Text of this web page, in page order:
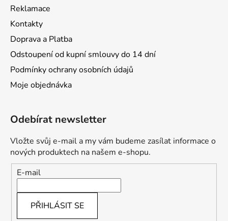
Reklamace
Kontakty
Doprava a Platba
Odstoupení od kupní smlouvy do 14 dní
Podmínky ochrany osobních údajů
Moje objednávka
Odebírat newsletter
Vložte svůj e-mail a my vám budeme zasílat informace o
nových produktech na našem e-shopu.
E-mail
PŘIHLÁSIT SE